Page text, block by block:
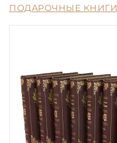
ПОДАРОЧНЫЕ КНИГИ